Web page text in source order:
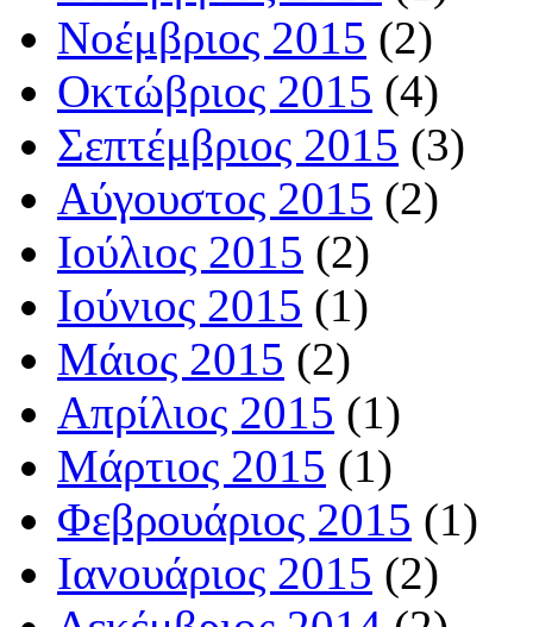
Νοέμβριος 2015 (2)
Οκτώβριος 2015 (4)
Σεπτέμβριος 2015 (3)
Αύγουστος 2015 (2)
Ιούλιος 2015 (2)
Ιούνιος 2015 (1)
Μάιος 2015 (2)
Απρίλιος 2015 (1)
Μάρτιος 2015 (1)
Φεβρουάριος 2015 (1)
Ιανουάριος 2015 (2)